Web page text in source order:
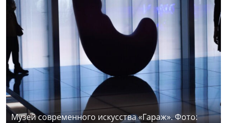
Музей современного искусства «Гараж». Фото: